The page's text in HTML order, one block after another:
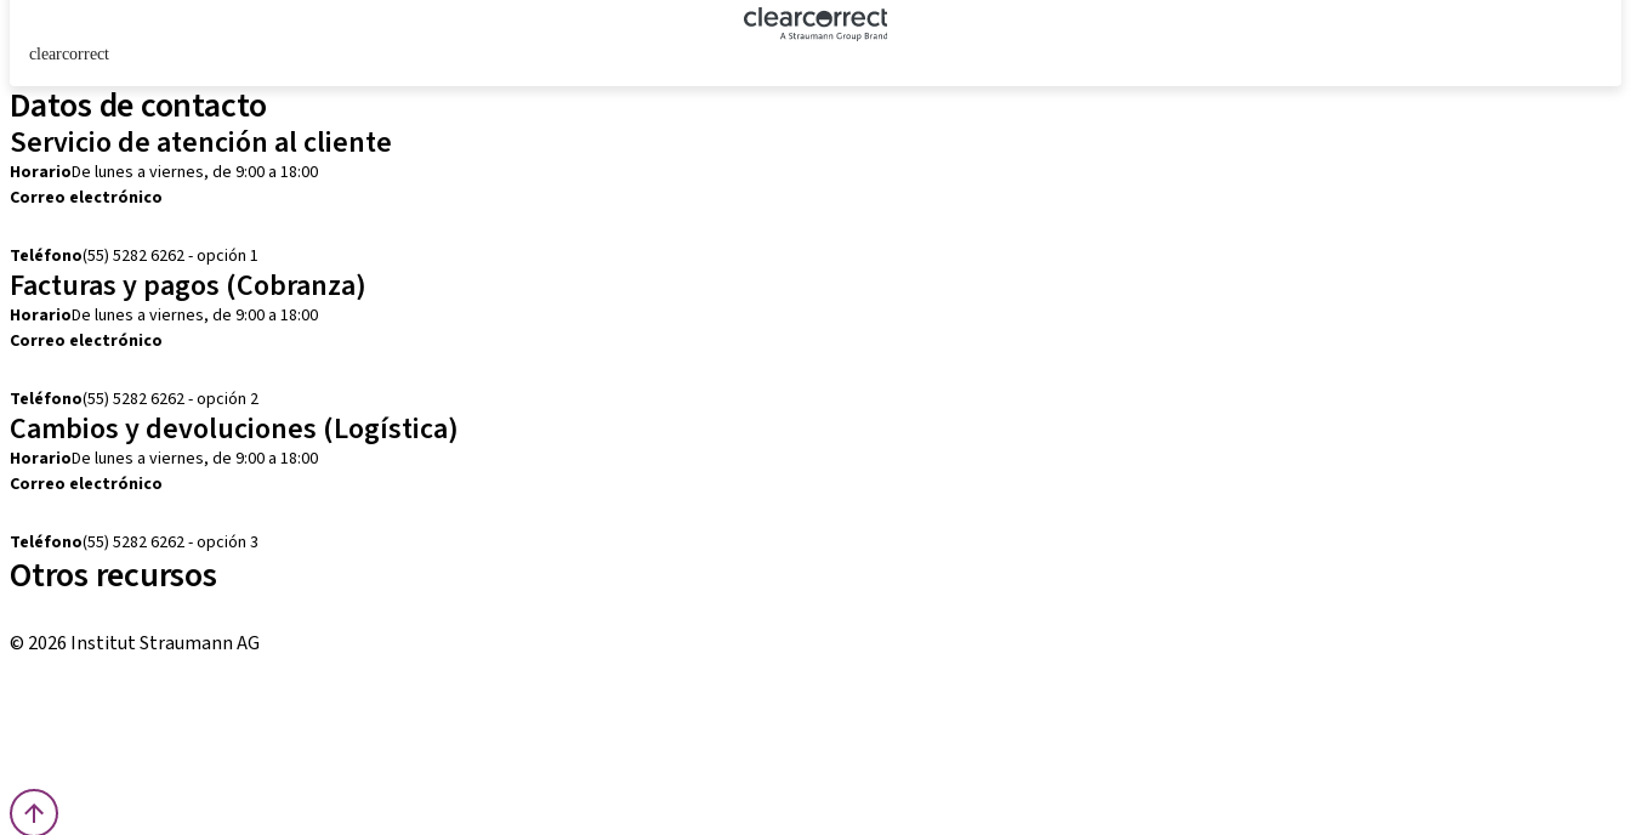
clearcorrect
Datos de contacto
Servicio de atención al cliente
HorarioDe lunes a viernes, de 9:00 a 18:00
Correo electrónico
Teléfono(55) 5282 6262 - opción 1
Facturas y pagos (Cobranza)
HorarioDe lunes a viernes, de 9:00 a 18:00
Correo electrónico
Teléfono(55) 5282 6262 - opción 2
Cambios y devoluciones (Logística)
HorarioDe lunes a viernes, de 9:00 a 18:00
Correo electrónico
Teléfono(55) 5282 6262 - opción 3
Otros recursos
© 2026 Institut Straumann AG